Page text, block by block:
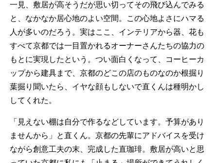
一見、敷居が高そうだが思い切ってその飛び込んでみる
と、なかなか居心地のよい空間。この心地よさにハマる
人が多いのだろう。実はここ、インテリアから器、花も
すべて京都では一目置かれるオーナーさんたちの協力の
もとに実現したという。つい面白くなって、コーヒーカ
ップから建具まで、京都のどこの店のものなのか根掘り
葉掘り聞いたら、イヤな顔もしないで直くんは種明かし
してくれた。
「見えない棚は自分で作るなどしています。予算があり
ませんから」と直くん。京都の先輩にアドバイスを受け
ながら創意工夫の末、完成した直珈琲。敷居が高いと思